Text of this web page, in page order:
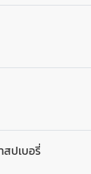
สปเบอรี่